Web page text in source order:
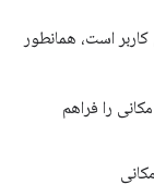
است، همانطور
را فراهم